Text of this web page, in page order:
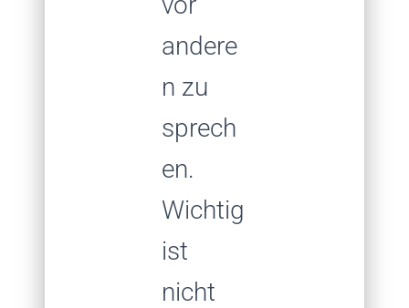
andere
n zu
sprech
en.
Wichtig
ist
nicht